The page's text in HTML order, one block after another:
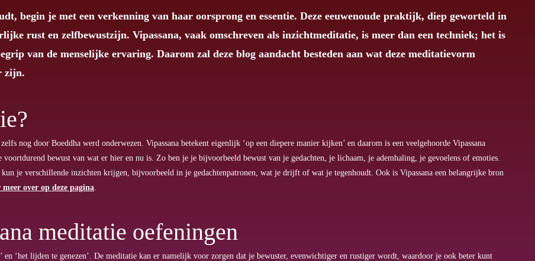
begin je met een verkenning van haar oorsprong en essentie. Deze eeuwenoude praktijk, diep geworteld in
rust en zelfbewustzijn. Vipassana, vaak omschreven als inzichtmeditatie, is meer dan een techniek; het is
van de menselijke ervaring. Daarom zal deze blog aandacht besteden aan wat deze meditatievorm
zijn.
nog door Boeddha werd onderwezen. Vipassana betekent eigenlijk ‘op een diepere manier kijken’ en daarom is een veelgehoorde Vipassana
bewust van wat er hier en nu is. Zo ben je je bijvoorbeeld bewust van je gedachten, je lichaam, je ademhaling, je gevoelens of emoties.
je verschillende inzichten krijgen, bijvoorbeeld in je gedachtenpatronen, wat je drijft of wat je tegenhoudt. Ook is Vipassana een belangrijke bron
meer over op deze pagina
meditatie oefeningen
en ‘het lijden te genezen’. De meditatie kan er namelijk voor zorgen dat je bewuster, evenwichtiger en rustiger wordt, waardoor je ook beter kunt